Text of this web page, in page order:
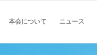
本会について ニュース